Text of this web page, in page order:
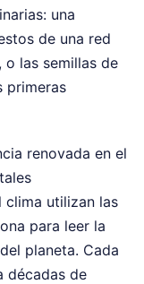
una
de una red
las semillas de
primeras
renovada en el
clima utilizan las
para leer la
planeta. Cada
décadas de